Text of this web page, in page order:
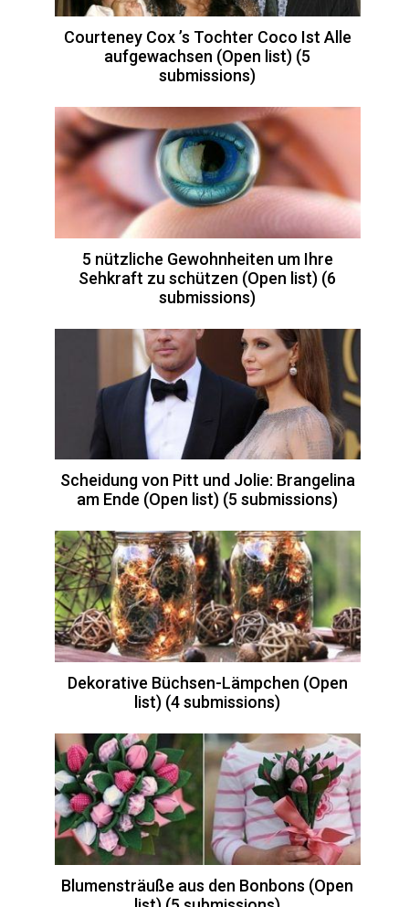
Courteney Cox ’s Tochter Coco Ist Alle
aufgewachsen (Open list) (5
submissions)
5 nützliche Gewohnheiten um Ihre
Sehkraft zu schützen (Open list) (6
submissions)
Scheidung von Pitt und Jolie: Brangelina
am Ende (Open list) (5 submissions)
Dekorative Büchsen-Lämpchen (Open
list) (4 submissions)
Blumensträuße aus den Bonbons (Open